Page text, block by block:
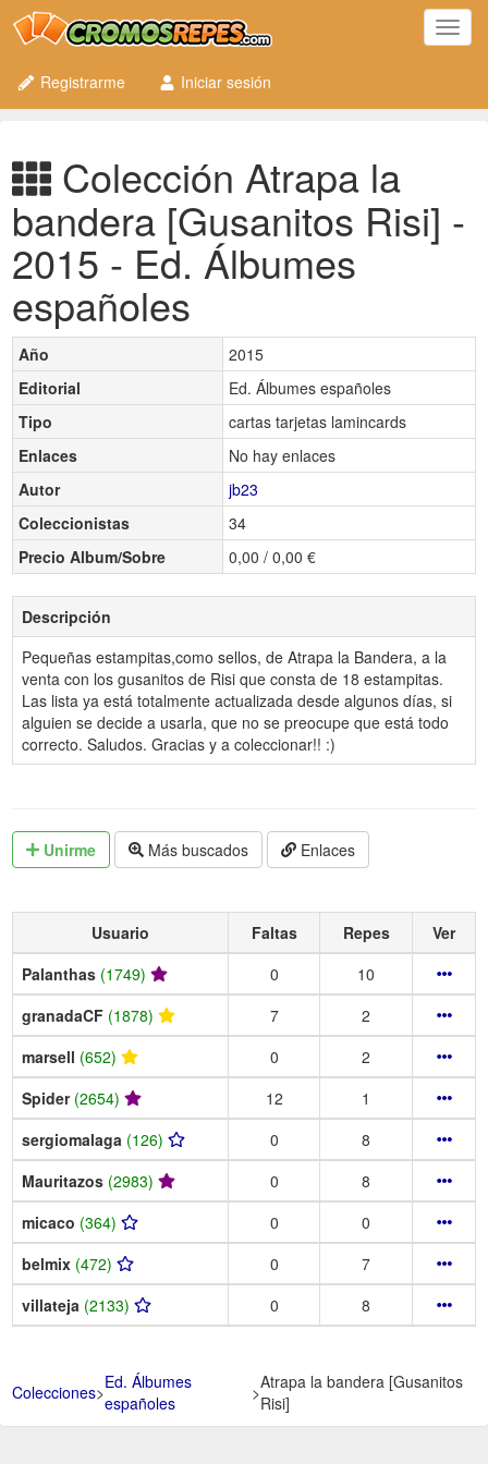
Registrarme
Iniciar sesión
Colección Atrapa la
bandera [Gusanitos Risi] -
2015 - Ed. Álbumes
españoles
Año
2015
Editorial
Ed. Álbumes españoles
Tipo
cartas tarjetas lamincards
Enlaces
No hay enlaces
Autor
jb23
Coleccionistas
34
Precio Album/Sobre
0,00 / 0,00 €
Descripción
Pequeñas estampitas,como sellos, de Atrapa la Bandera, a la
venta con los gusanitos de Risi que consta de 18 estampitas.
Las lista ya está totalmente actualizada desde algunos días, si
alguien se decide a usarla, que no se preocupe que está todo
correcto. Saludos. Gracias y a coleccionar!! :)
Unirme Más buscados Enlaces
Usuario Faltas Repes
Ver
Palanthas (1749) 0
10
granadaCF (1878) 7
2
marsell (652) 0
2
Spider (2654) 12
1
sergiomalaga (126) 0
8
Mauritazos (2983) 0
8
micaco (364) 0
0
belmix (472) 0
7
villateja (2133) 0 8
Colecciones>Ed. Álbumes
españoles
>Atrapa la bandera [Gusanitos
Risi]